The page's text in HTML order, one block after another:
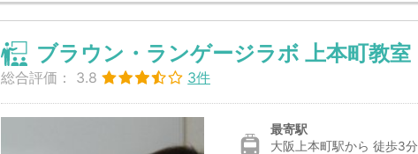
ブラウン・ランゲージラボ 上本町教室
総合評価： 3.8 3件
最寄駅
大阪上本町駅から 徒歩3分